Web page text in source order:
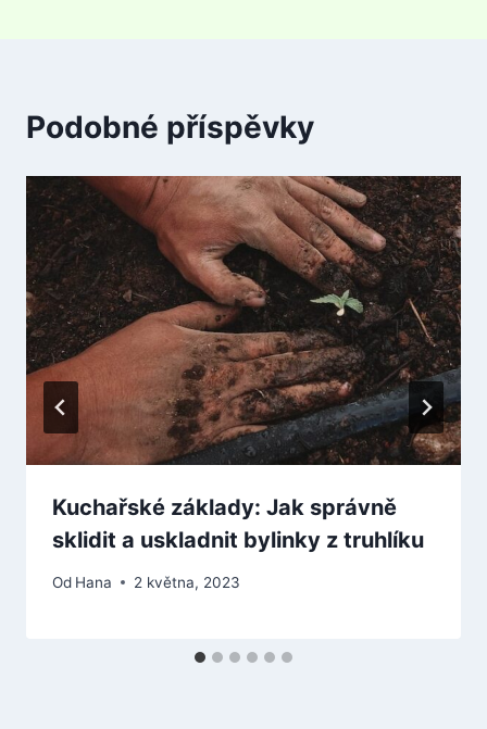
Podobné příspěvky
Kuchařské základy: Jak správně
sklidit a uskladnit bylinky z truhlíku
Od Hana 2 května, 2023